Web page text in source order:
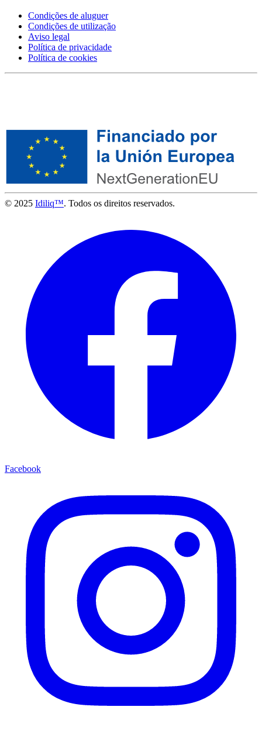
Condições de aluguer
Condições de utilização
Aviso legal
Política de privacidade
Política de cookies
© 2025 Idiliq™. Todos os direitos reservados.
Facebook